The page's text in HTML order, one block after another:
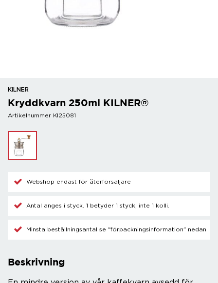
KILNER
Kryddkvarn 250ml KILNER®
Artikelnummer KI25081
Webshop endast för återförsäljare
Antal anges i styck. 1 betyder 1 styck, inte 1 kolli.
Minsta beställningsantal se "förpackningsinformation" nedan
Beskrivning